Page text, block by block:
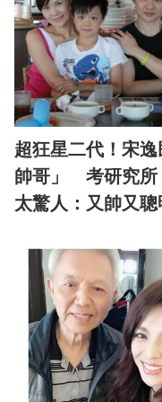
超狂星二代！宋
帥哥」 考研究所
太驚人：又帥又聰